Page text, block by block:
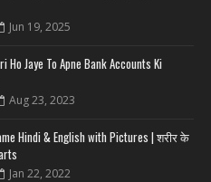
Jun 19, 2025
Ho Jaye To Apne Bank Accounts Ki
Aug 23, 2023
Hindi & English with Pictures | शरीर के
Jan 22, 2022